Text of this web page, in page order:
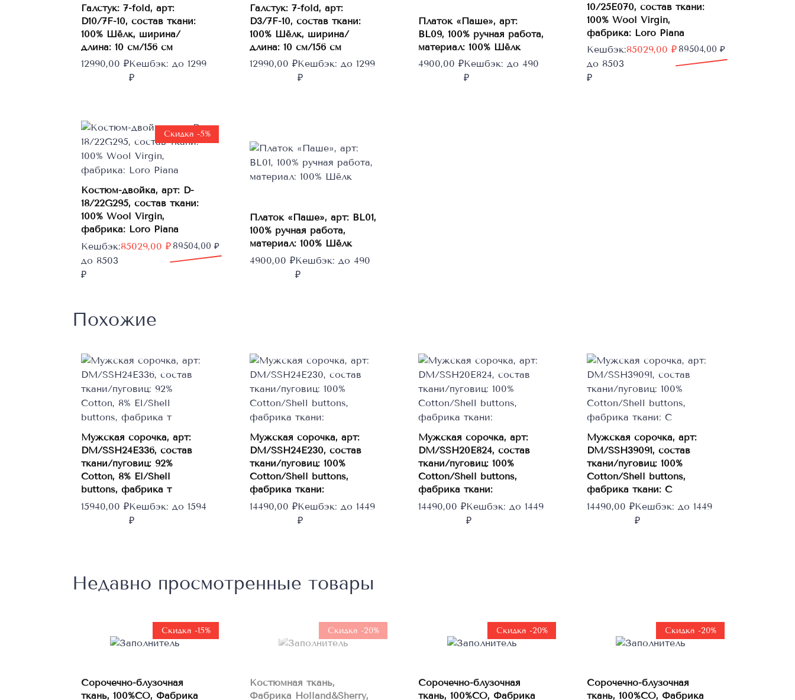
В корзину
Галстук: 7-fold, арт:
D10/7F-10, состав ткани:
100% Шёлк, ширина/
длина: 10 см/156 см
12990,00 ₽Кешбэк: до 1299
₽
В корзину
Галстук: 7-fold, арт:
D3/7F-10, состав ткани:
100% Шёлк, ширина/
длина: 10 см/156 см
12990,00 ₽Кешбэк: до 1299
₽
В корзину
Платок «Паше», арт:
BL09, 100% ручная работа,
материал: 100% Шёлк
4900,00 ₽Кешбэк: до 490
₽
Выберите
параметры
товар
имеет
несколько
10/25E070, состав ткани:
100% Wool Virgin,
фабрика: Loro Piana
89504,00₽
Первоначальная
цена
составляла
85029,00 ₽
Текущая
цена:
85029,00 ₽.
Кешбэк:
до 8503
₽
Выберите
параметры
Этот
товар
имеет
несколько
странице
Скидка -5%
Костюм-двойка, арт: D-
18/22G295, состав ткани:
100% Wool Virgin,
фабрика: Loro Piana
89504,00₽
Первоначальная
цена
составляла
85029,00 ₽
Текущая
цена:
85029,00 ₽.
Кешбэк:
до 8503
₽
В корзину
Платок «Паше», арт: BL01,
100% ручная работа,
материал: 100% Шёлк
4900,00 ₽Кешбэк: до 490
₽
Похожие
Выберите
параметры
Этот
товар
имеет
несколько
вариаций.
товара.
Мужская сорочка, арт:
DM/SSH24E336, состав
ткани/пуговиц: 92%
Cotton, 8% El/Shell
buttons, фабрика т
15940,00 ₽Кешбэк: до 1594
₽
Выберите
параметры
Этот
товар
имеет
несколько
вариаций.
товара.
Мужская сорочка, арт:
DM/SSH24E230, состав
ткани/пуговиц: 100%
Cotton/Shell buttons,
фабрика ткани:
14490,00 ₽Кешбэк: до 1449
₽
Выберите
параметры
Этот
товар
имеет
несколько
вариаций.
Мужская сорочка, арт:
DM/SSH20E824, состав
ткани/пуговиц: 100%
Cotton/Shell buttons,
фабрика ткани:
14490,00 ₽Кешбэк: до 1449
₽
Выберите
параметры
Этот
товар
имеет
несколько
вариаций.
Мужская сорочка, арт:
DM/SSH39091, состав
ткани/пуговиц: 100%
Cotton/Shell buttons,
фабрика ткани: C
14490,00 ₽Кешбэк: до 1449
₽
Недавно просмотренные товары
корзину
Скидка -15%
Сорочечно-блузочная
ткань, 100%CO, Фабрика
наличииСкидка -20%
Костюмная ткань,
Фабрика Holland&Sherry,
корзину
Скидка -20%
Сорочечно-блузочная
ткань, 100%CO, Фабрика
корзину
Скидка -20%
Сорочечно-блузочная
ткань, 100%CO, Фабрика